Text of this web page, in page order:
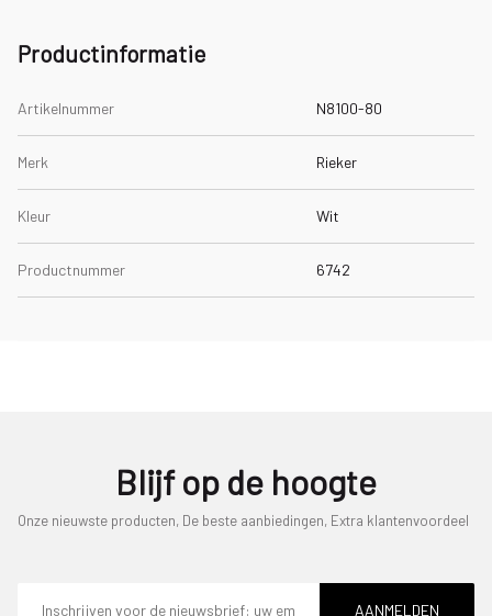
Productinformatie
Artikelnummer N8100-80
Merk Rieker
Kleur Wit
Productnummer 6742
Blijf op de hoogte
Onze nieuwste producten, De beste aanbiedingen, Extra klantenvoordeel
mailadres
AANMELDEN